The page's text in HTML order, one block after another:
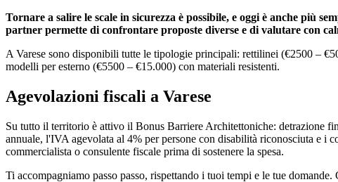
Tornare a salire le scale in sicurezza è possibile, e oggi è anche più
partner permette di confrontare proposte diverse e di valutare con
A Varese sono disponibili tutte le tipologie principali: rettilinei (€2500 –
modelli per esterno (€5500 – €15.000) con materiali resistenti.
Agevolazioni fiscali a Varese
Su tutto il territorio è attivo il Bonus Barriere Architettoniche: detrazione
annuale, l'IVA agevolata al 4% per persone con disabilità riconosciuta e
commercialista o consulente fiscale prima di sostenere la spesa.
Ti accompagniamo passo passo, rispettando i tuoi tempi e le tue